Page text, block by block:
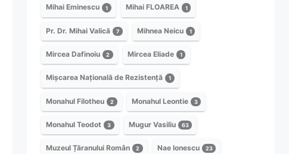
Mihai Eminescu 1 Mihai FLOAREA 1
Pr. Dr. Mihai Valică 7 Mihnea Neicu 1
Mircea Dafinoiu 2 Mircea Eliade 1
Mișcarea Națională de Rezistență 1
Monahul Filotheu 2 Monahul Leontie 3
Monahul Teodot 3 Mugur Vasiliu 63
Muzeul Țăranului Român 2 Nae Ionescu 23